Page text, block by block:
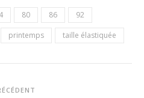
80 86
92
printemps taille élastiquée